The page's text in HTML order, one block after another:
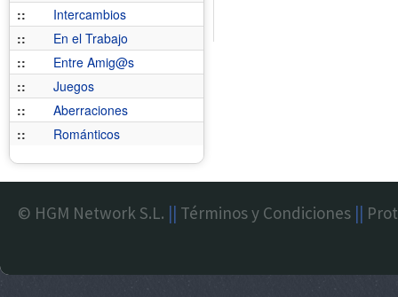
::
Intercambios
::
En el Trabajo
::
Entre Amig@s
::
Juegos
::
Aberraciones
::
Románticos
© HGM Network S.L. || Términos y Condiciones ||